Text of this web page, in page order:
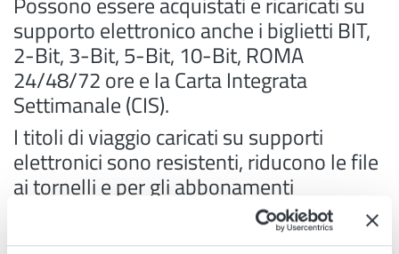
supporto elettronico anche i biglietti BIT,
2-Bit, 3-Bit, 5-Bit, 10-Bit, ROMA
24/48/72 ore e la Carta Integrata
Settimanale (CIS).
I titoli di viaggio caricati su supporti
elettronici sono resistenti, riducono le file
ai tornelli e per gli abbonamenti
consentono veloci operazioni di richiesta
di duplicati del titolo in caso di